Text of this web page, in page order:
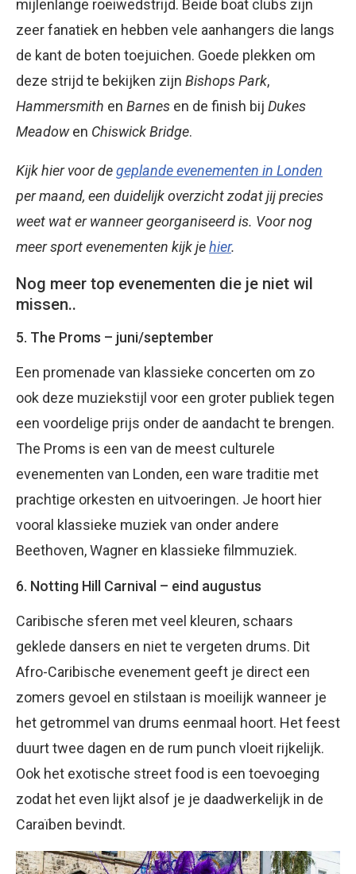
mijlenlange roeiwedstrijd. Beide boat clubs zijn
zeer fanatiek en hebben vele aanhangers die langs
de kant de boten toejuichen. Goede plekken om
deze strijd te bekijken zijn Bishops Park,
Hammersmith en Barnes en de finish bij Dukes
Meadowen Chiswick Bridge.
Kijk hier voor degeplande evenementen in Londen
per maand, een duidelijk overzicht zodat jij precies
weet wat er wanneer georganiseerd is. Voor nog
meer sport evenementen kijk jehier.
Nog meer top evenementen die je niet wil
missen..
5. The Proms – juni/september
Een promenade van klassieke concerten om zo
ook deze muziekstijl voor een groter publiek tegen
een voordelige prijs onder de aandacht te brengen.
The Proms is een van de meest culturele
evenementen van Londen, een ware traditie met
prachtige orkesten en uitvoeringen. Je hoort hier
vooral klassieke muziek van onder andere
Beethoven, Wagner en klassieke filmmuziek.
6. Notting Hill Carnival – eind augustus
Caribische sferen met veel kleuren, schaars
geklede dansers en niet te vergeten drums. Dit
Afro-Caribische evenement geeft je direct een
zomers gevoel en stilstaan is moeilijk wanneer je
het getrommel van drums eenmaal hoort. Het feest
duurt twee dagen en de rum punch vloeit rijkelijk.
Ook het exotische street food is een toevoeging
zodat het even lijkt alsof je je daadwerkelijk in de
Caraïben bevindt.